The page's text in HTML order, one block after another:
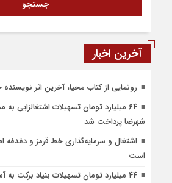
آخرین اخبار
رونمایی از کتاب محیا، آخرین اثر
۶۴ میلیارد تومان تسهیلات اشتغالزایی
شهرضا پرداخت شد
اشتغال و سرمایه‌گذاری خط قرمز و
است
۴۴ میلیارد تومان تسهیلات بنیاد برکت